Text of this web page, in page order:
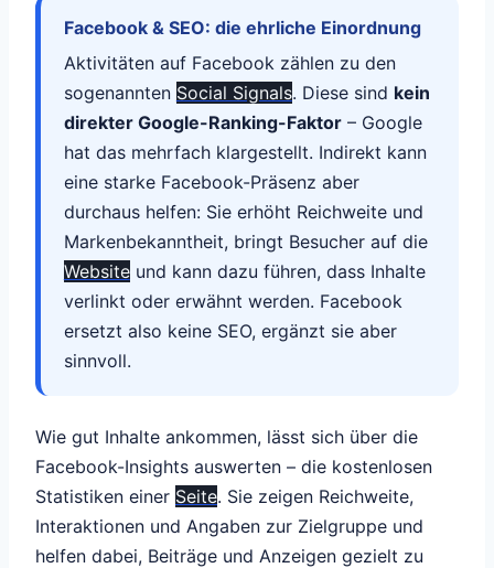
Facebook & SEO: die ehrliche Einordnung
Aktivitäten auf Facebook zählen zu den
sogenannten Social Signals. Diese sind kein
direkter Google-Ranking-Faktor– Google
hat das mehrfach klargestellt. Indirekt kann
eine starke Facebook-Präsenz aber
durchaus helfen: Sie erhöht Reichweite und
Markenbekanntheit, bringt Besucher auf die
Websiteund kann dazu führen, dass Inhalte
verlinkt oder erwähnt werden. Facebook
ersetzt also keine SEO, ergänzt sie aber
sinnvoll.
Wie gut Inhalte ankommen, lässt sich über die
Facebook-Insights auswerten – die kostenlosen
Statistiken einer Seite. Sie zeigen Reichweite,
Interaktionen und Angaben zur Zielgruppe und
helfen dabei, Beiträge und Anzeigen gezielt zu